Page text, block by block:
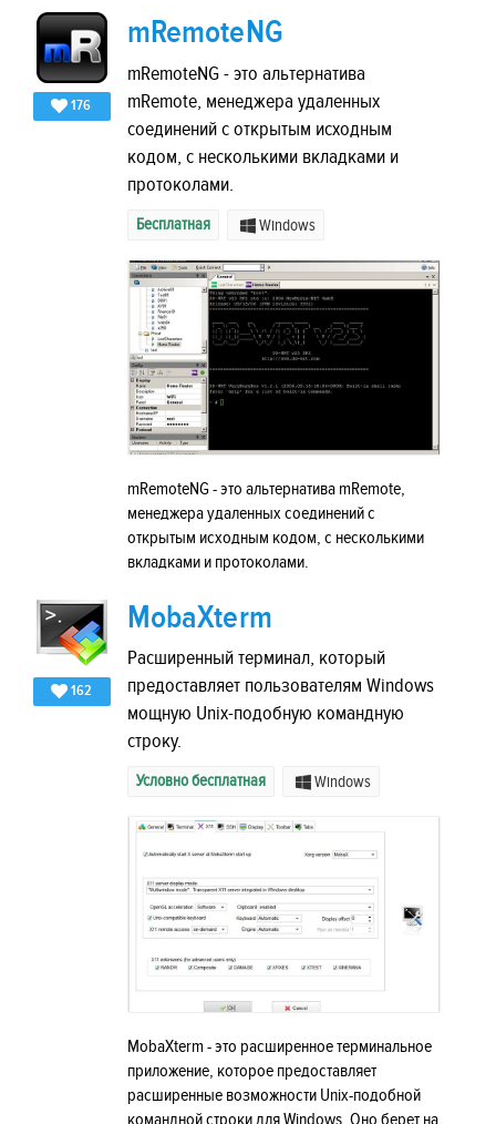
176
mRemoteNG
mRemoteNG - это альтернатива
mRemote, менеджера удаленных
соединений с открытым исходным
кодом, с несколькими вкладками и
протоколами.
Бесплатная Windows
mRemoteNG - это альтернатива mRemote,
менеджера удаленных соединений с
открытым исходным кодом, с несколькими
вкладками и протоколами.
162
MobaXterm
Расширенный терминал, который
предоставляет пользователям Windows
мощную Unix-подобную командную
строку.
Условно бесплатная Windows
MobaXterm - это расширенное терминальное
приложение, которое предоставляет
расширенные возможности Unix-подобной